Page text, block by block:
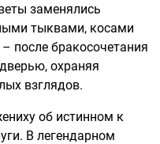
заменялись
тыквами, косами
после бракосочетания
охраняя
взглядов.
об истинном к
В легендарном